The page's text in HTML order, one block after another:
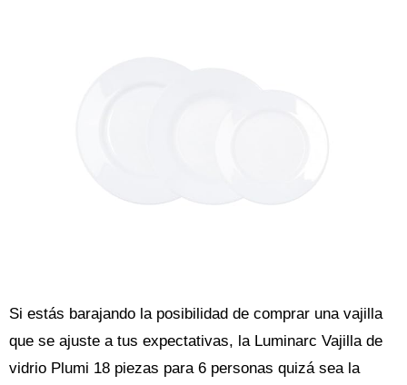
Si estás barajando la posibilidad de comprar una vajilla
que se ajuste a tus expectativas, la Luminarc Vajilla de
vidrio Plumi 18 piezas para 6 personas quizá sea la